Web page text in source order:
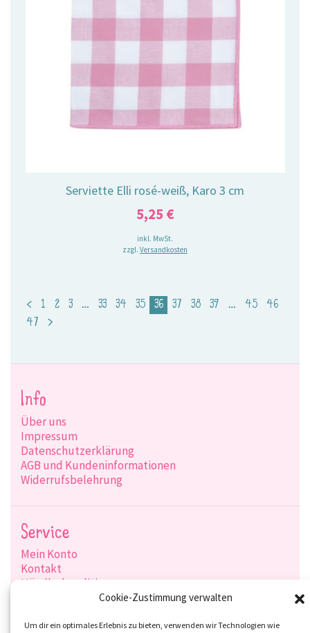
Cookie-Zustimmung verwalten
Um dir ein optimales Erlebnis zu bieten, verwenden wir Technologien wie
Serviette Elli rosé-weiß, Karo 3 cm
5,25 €
inkl. MwSt.
zzgl. Versandkosten
< 1 2 3 … 33 34 35 36 37 38 39 … 45
46
47
>
Info
Über uns
Impressum
Datenschutzerklärung
AGB und Kundeninformationen
Widerrufsbelehrung
Service
Mein Konto
Kontakt
Händlerkonditionen
Zahlungsarten